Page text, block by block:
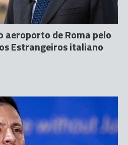
aeroporto de Roma pelo
Estrangeiros italiano